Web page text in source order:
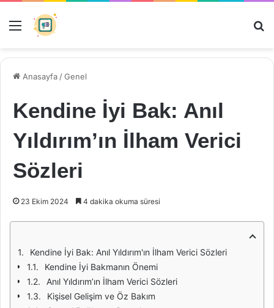
Menü
Anasayfa /Genel
Kendine İyi Bak: Anıl
Yıldırım’ın İlham Verici
Sözleri
23 Ekim 2024 4 dakika okuma süresi
Kendine İyi Bak: Anıl Yıldırım'ın İlham Verici Sözleri
Kendine İyi Bakmanın Önemi
Anıl Yıldırım’ın İlham Verici Sözleri
Kişisel Gelişim ve Öz Bakım